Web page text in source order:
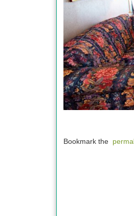
Bookmark the